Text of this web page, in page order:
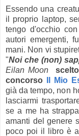
Essendo una
il proprio laptop,
tengo d'occhio
autori emergenti,
mani. Non vi
"Noi che (non)
Eilan Moon
concorso
Il Mio
già da tempo, non
lasciarmi
se a me ha
amanti del genere
poco poi il libro è